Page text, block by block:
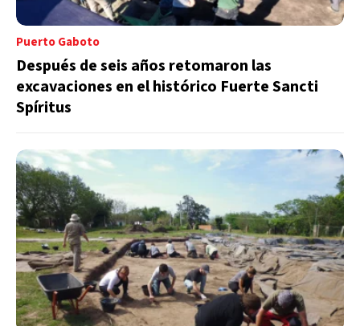
Puerto Gaboto
Después de seis años retomaron las
excavaciones en el histórico Fuerte Sancti
Spíritus